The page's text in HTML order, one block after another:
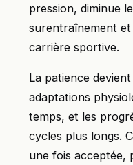
pression, diminue
surentraînement
carrière sportive.
La patience
adaptations
temps, et les
cycles plus longs.
une fois acceptée,